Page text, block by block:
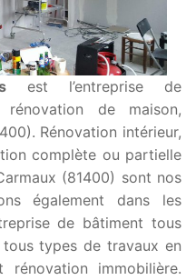
est l’entreprise de
de maison,
Rénovation intérieur,
complète ou partielle
(81400) sont nos
également dans les
de bâtiment tous
tous types de travaux en
immobilière.